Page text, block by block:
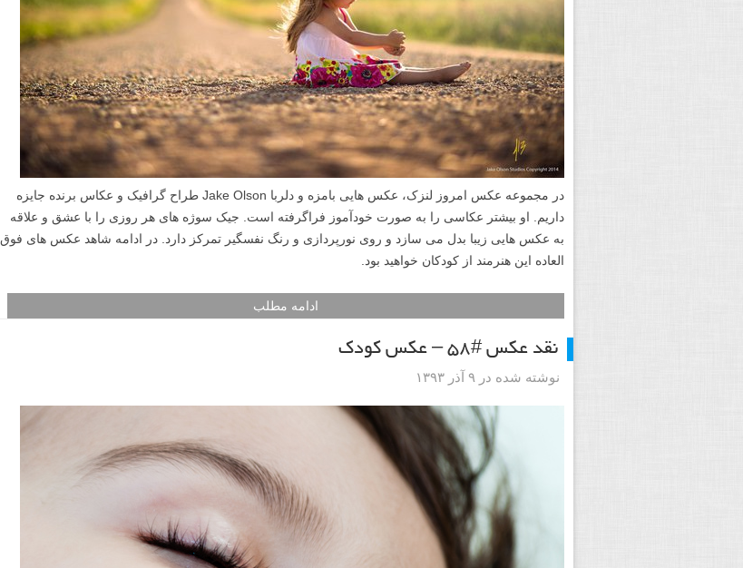
در مجموعه عکس امروز لنزک، عکس هایی بامزه و دلربا Jake Olson طراح گرافیک و عکاس برنده جایزه
داریم. او بیشتر عکاسی را به صورت خودآموز فراگرفته است. جیک سوژه های هر روزی را با عشق و علاقه
به عکس هایی زیبا بدل می سازد و روی نورپردازی و رنگ نفسگیر تمرکز دارد. در ادامه شاهد عکس های فوق
العاده این هنرمند از کودکان خواهید بود.
ادامه مطلب
نقد عکس #۵۸ – عکس کودک
نوشته شده در ۹ آذر ۱۳۹۳